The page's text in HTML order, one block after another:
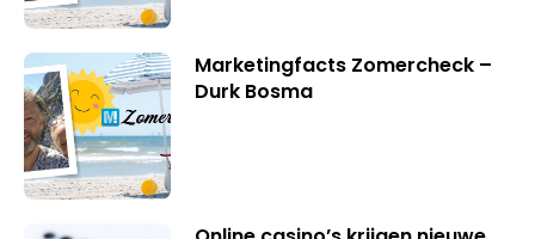
Marketingfacts Zomercheck –
Durk Bosma